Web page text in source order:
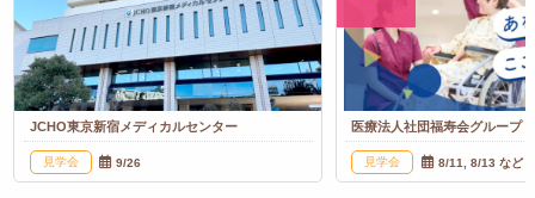
JCHO東京新宿メディカルセンター
見学会 9/26
医療法人社団福寿会グループ
見学会 8/11, 8/13 など